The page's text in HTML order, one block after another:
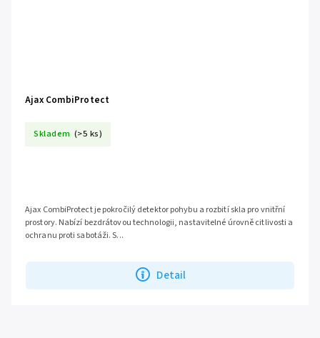
Ajax CombiProtect
Skladem (>5 ks)
Detail
Ajax CombiProtect je pokročilý detektor pohybu a rozbití skla pro vnitřní
prostory. Nabízí bezdrátovou technologii, nastavitelné úrovně citlivosti a
ochranu proti sabotáži. S...